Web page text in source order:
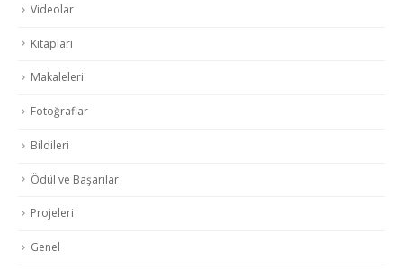
Videolar
Kitapları
Makaleleri
Fotoğraflar
Bildileri
Ödül ve Başarılar
Projeleri
Genel